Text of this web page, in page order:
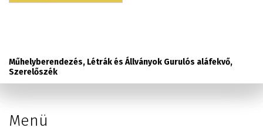
Műhelyberendezés, Létrák és Állványok Gurulós aláfekvő,
Szerelőszék
Menü